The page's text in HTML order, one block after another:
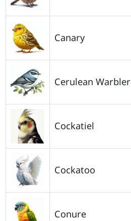
Canary
Cerulean Warbler
Cockatiel
Cockatoo
Conure